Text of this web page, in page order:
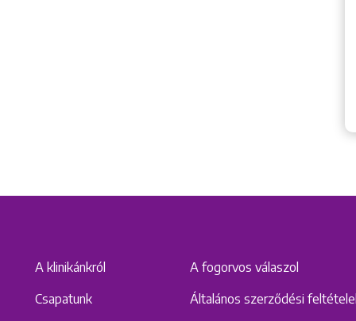
A klinikánkról
Csapatunk
A fogorvos válaszol
Általános szerződési